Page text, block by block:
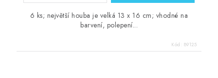
6 ks; největší houba je velká 13 x 16 cm; vhodné na
barvení, polepení...
Kód: 89125